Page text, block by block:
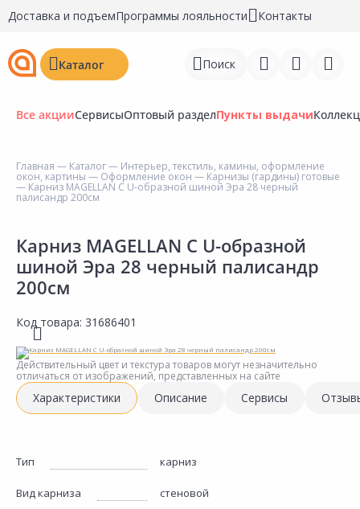
Доставка и подъемПрограммы лояльности Контакты
Каталог Поиск
Войти
Перейти к сравнению
Недавно просмотренные
Все акцииСервисыОптовый разделПункты выдачи
Главная — Каталог— Интерьер, текстиль, камины, оформление
окон, картины — Оформление окон — Карнизы (гардины) готовые
— Карниз MAGELLAN С U-образной шиной Эра 28 черный
палисандр 200см
Карниз MAGELLAN С U-образной
шиной Эра 28 черный палисандр
200см
Код товара: 31686401
Действительный цвет и текстура товаров могут незначительно
отличаться от изображений, представленных на сайте
Характеристики Описание Сервисы
Тип карниз
Вид карниза стеновой